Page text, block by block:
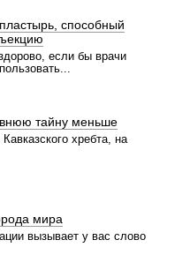
способный
если бы врачи
тайну меньше
хребта, на
мира
вызывает у вас слово